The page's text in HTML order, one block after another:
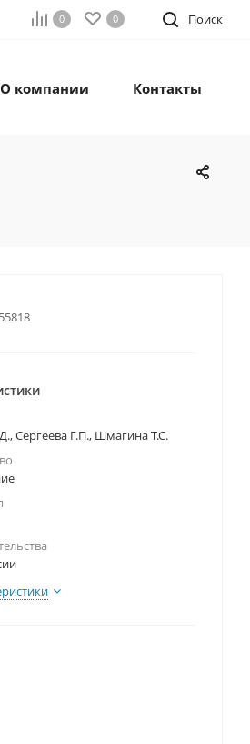
Поиск
0 0
О компании Контакты
Сергеева Г.П., Шмагина Т.С.